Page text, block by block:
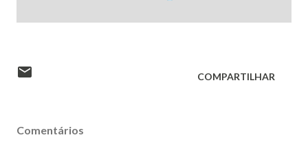
COMPARTILHAR
Comentários